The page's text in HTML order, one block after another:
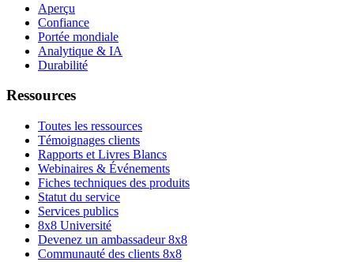
Aperçu
Confiance
Portée mondiale
Analytique & IA
Durabilité
Ressources
Toutes les ressources
Témoignages clients
Rapports et Livres Blancs
Webinaires & Événements
Fiches techniques des produits
Statut du service
Services publics
8x8 Université
Devenez un ambassadeur 8x8
Communauté des clients 8x8